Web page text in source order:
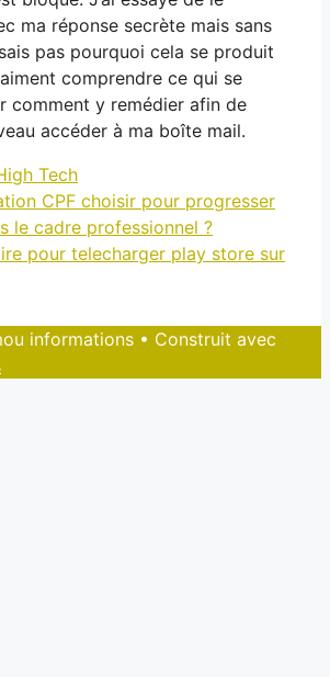
ma réponse secrète mais sans
pas pourquoi cela se produit
comprendre ce qui se
comment y remédier afin de
accéder à ma boîte mail.
Tech
CPF choisir pour progresser
le cadre professionnel ?
pour telecharger play store sur
informations • Construit avec